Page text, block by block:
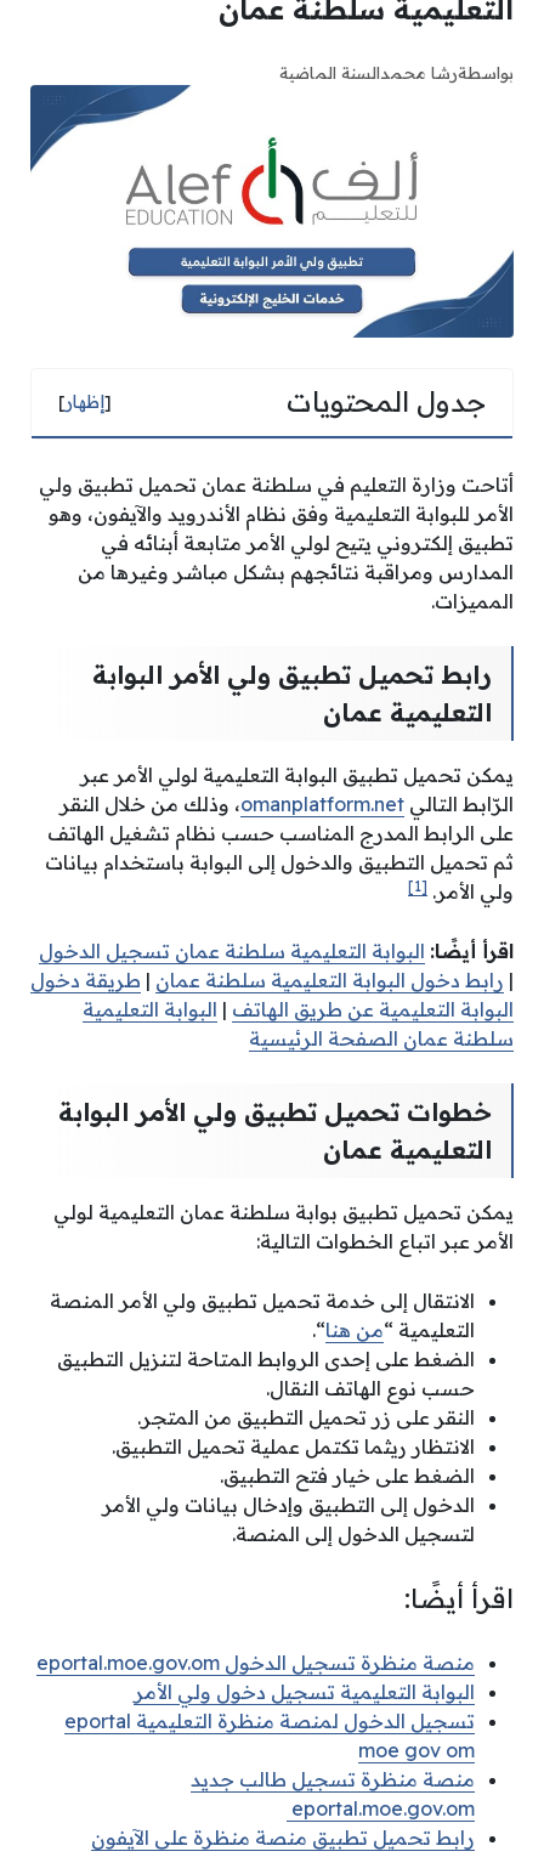
التعليمية سلطنة عمان
بواسطةرشا محمدالسنة الماضية
جدول المحتويات [إظهار]
أتاحت وزارة التعليم في سلطنة عمان تحميل تطبيق ولي
الأمر للبوابة التعليمية وفق نظام الأندرويد والآيفون، وهو
تطبيق إلكتروني يتيح لولي الأمر متابعة أبنائه في
المدارس ومراقبة نتائجهم بشكل مباشر وغيرها من
المميزات.
رابط تحميل تطبيق ولي الأمر البوابة
التعليمية عمان
يمكن تحميل تطبيق البوابة التعليمية لولي الأمر عبر
الرّابط التالي omanplatform.net، وذلك من خلال النقر
على الرابط المدرج المناسب حسب نظام تشغيل الهاتف
ثم تحميل التطبيق والدخول إلى البوابة باستخدام بيانات
ولي الأمر. [1]
اقرأ أيضًا: البوابة التعليمية سلطنة عمان تسجيل الدخول
| رابط دخول البوابة التعليمية سلطنة عمان | طريقة دخول
البوابة التعليمية عن طريق الهاتف | البوابة التعليمية
سلطنة عمان الصفحة الرئيسية
خطوات تحميل تطبيق ولي الأمر البوابة
التعليمية عمان
يمكن تحميل تطبيق بوابة سلطنة عمان التعليمية لولي
الأمر عبر اتباع الخطوات التالية:
الانتقال إلى خدمة تحميل تطبيق ولي الأمر المنصة
التعليمية “من هنا“.
الضغط على إحدى الروابط المتاحة لتنزيل التطبيق
حسب نوع الهاتف النقال.
النقر على زر تحميل التطبيق من المتجر.
الانتظار ريثما تكتمل عملية تحميل التطبيق.
الضغط على خيار فتح التطبيق.
الدخول إلى التطبيق وإدخال بيانات ولي الأمر
لتسجيل الدخول إلى المنصة.
اقرأ أيضًا:
منصة منظرة تسجيل الدخول eportal.moe.gov.om
البوابة التعليمية تسجيل دخول ولي الأمر
تسجيل الدخول لمنصة منظرة التعليمية eportal
moe gov om
منصة منظرة تسجيل طالب جديد
eportal.moe.gov.om
رابط تحميل تطبيق منصة منظرة على الآيفون